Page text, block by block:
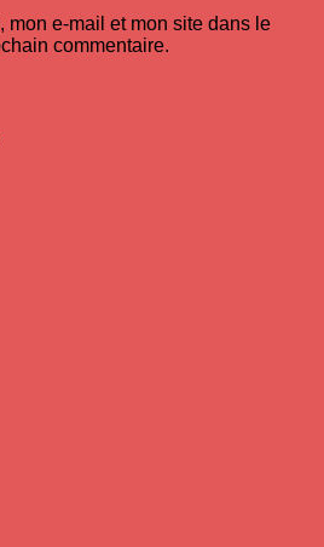
mon e-mail et mon site dans le
commentaire.